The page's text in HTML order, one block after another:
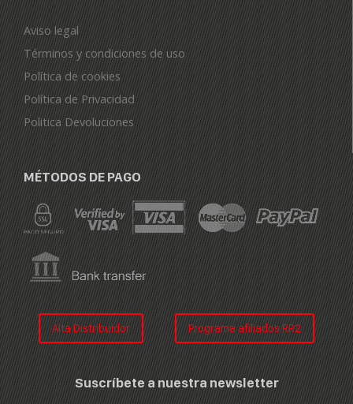
Aviso legal
Términos y condiciones de uso
Política de cookies
Política de Privacidad
Politica Devoluciones
MÉTODOS DE PAGO
Alta Distribuidor Programa afiliados RR2
Suscríbete a nuestra newsletter